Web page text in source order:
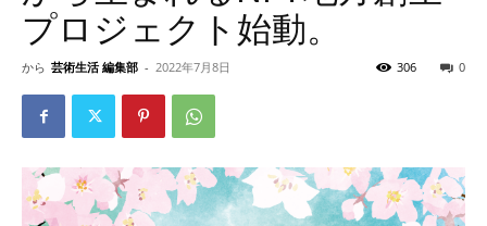
プロジェクト始動。
から 芸術生活 編集部 - 2022年7月8日 0
306